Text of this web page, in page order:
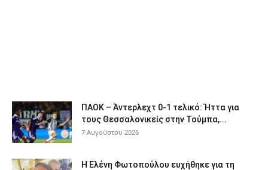
ΠΑΟΚ – Άντερλεχτ 0-1 τελικό: Ήττα για
τους Θεσσαλονικείς στην Τούμπα,...
7 Αυγούστου 2026
Η Ελένη Φωτοπούλου ευχήθηκε για τη